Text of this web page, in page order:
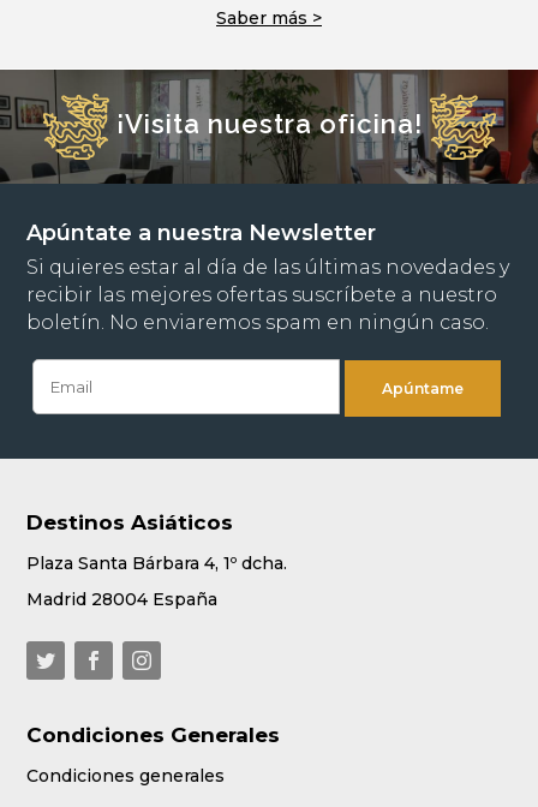
Saber más >
¡Visita nuestra oficina!
Apúntate a nuestra Newsletter
Si quieres estar al día de las últimas novedades y
recibir las mejores ofertas suscríbete a nuestro
boletín. No enviaremos spam en ningún caso.
Destinos Asiáticos
Plaza Santa Bárbara 4, 1º dcha.
Madrid 28004 España
Condiciones Generales
Condiciones generales